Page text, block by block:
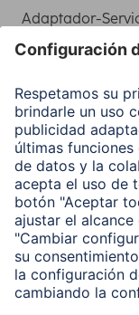
Adaptador-
Clientes online
Conviértete en
Compañía
Historia de la
Hama en todo